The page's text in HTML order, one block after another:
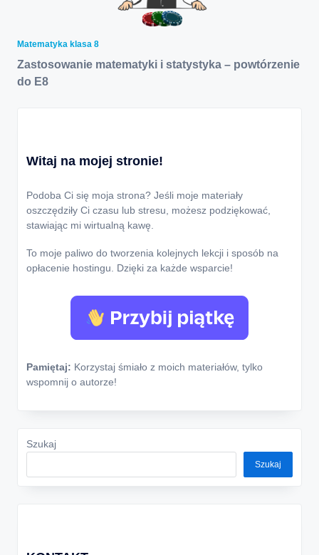
Matematyka klasa 8
Zastosowanie matematyki i statystyka – powtórzenie
do E8
Witaj na mojej stronie!
Podoba Ci się moja strona? Jeśli moje materiały
oszczędziły Ci czasu lub stresu, możesz podziękować,
stawiając mi wirtualną kawę.
To moje paliwo do tworzenia kolejnych lekcji i sposób na
opłacenie hostingu. Dzięki za każde wsparcie!
Pamiętaj: Korzystaj śmiało z moich materiałów, tylko
wspomnij o autorze!
Szukaj
Szukaj